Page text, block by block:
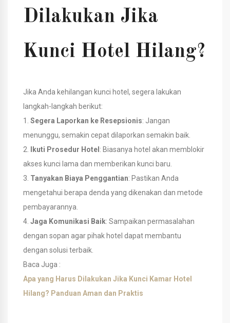
Dilakukan Jika
Kunci Hotel Hilang?
Jika Anda kehilangan kunci hotel, segera lakukan
langkah-langkah berikut:
1. Segera Laporkan ke Resepsionis: Jangan
menunggu, semakin cepat dilaporkan semakin baik.
2.
Ikuti Prosedur Hotel : Biasanya hotel akan memblokir
akses kunci lama dan memberikan kunci baru.
3. Tanyakan Biaya Penggantian: Pastikan Anda
mengetahui berapa denda yang dikenakan dan metode
pembayarannya.
4. Jaga Komunikasi Baik: Sampaikan permasalahan
dengan sopan agar pihak hotel dapat membantu
dengan solusi terbaik.
Baca Juga :
Apa yang Harus Dilakukan Jika Kunci Kamar Hotel
Hilang? Panduan Aman dan Praktis